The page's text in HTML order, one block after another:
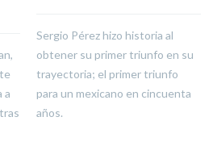
a
Sergio Pérez hizo historia al
obtener su primer triunfo en su
trayectoria; el primer triunfo
para un mexicano en cincuenta
años.